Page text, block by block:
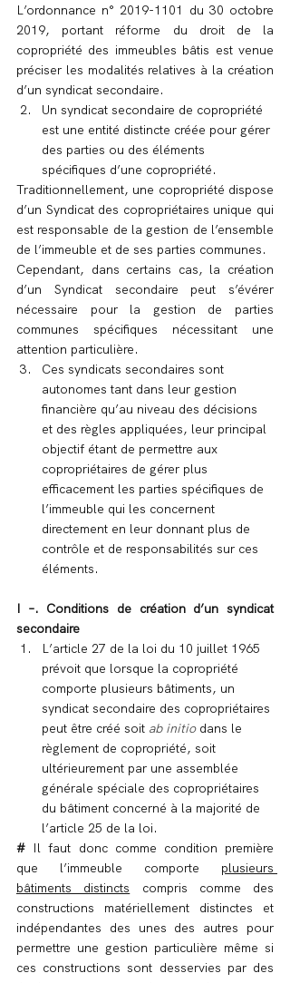
L’ordonnance n° 2019-1101 du 30 octobre
2019, portant réforme du droit de la
copropriété des immeubles bâtis est venue
préciser les modalités relatives à la création
d’un syndicat secondaire.
Un syndicat secondaire de copropriété
est une entité distincte créée pour gérer
des parties ou des éléments
spécifiques d’une copropriété.
Traditionnellement, une copropriété dispose
d’un Syndicat des copropriétaires unique qui
est responsable de la gestion de l’ensemble
de l’immeuble et de ses parties communes.
Cependant, dans certains cas, la création
d’un Syndicat secondaire peut s’évérer
nécessaire pour la gestion de parties
communes spécifiques nécessitant une
attention particulière.
Ces syndicats secondaires sont
autonomes tant dans leur gestion
financière qu’au niveau des décisions
et des règles appliquées, leur principal
objectif étant de permettre aux
copropriétaires de gérer plus
efficacement les parties spécifiques de
l’immeuble qui les concernent
directement en leur donnant plus de
contrôle et de responsabilités sur ces
éléments.
I –. Conditions de création d’un syndicat
secondaire
L’article 27 de la loi du 10 juillet 1965
prévoit que lorsque la copropriété
comporte plusieurs bâtiments, un
syndicat secondaire des copropriétaires
peut être créé soit ab initio dans le
règlement de copropriété, soit
ultérieurement par une assemblée
générale spéciale des copropriétaires
du bâtiment concerné à la majorité de
l’article 25 de la loi.
# Il faut donc comme condition première
que l’immeuble comporte plusieurs
bâtiments distincts compris comme des
constructions matériellement distinctes et
indépendantes des unes des autres pour
permettre une gestion particulière même si
ces constructions sont desservies par des